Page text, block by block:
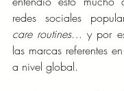
redes sociales
care routines… y por
las marcas referentes
a nivel global.